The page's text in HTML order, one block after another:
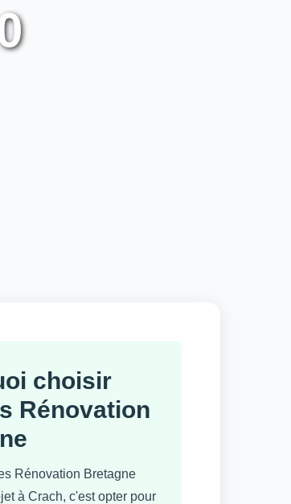
choisir
Rénovation
Rénovation Bretagne
à Crach, c'est opter pour